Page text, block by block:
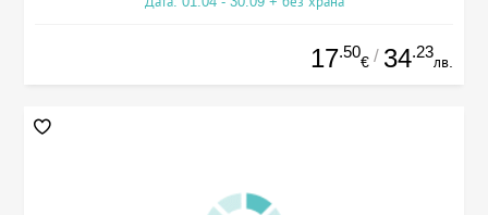
17.50
€ / 34.23
лв.